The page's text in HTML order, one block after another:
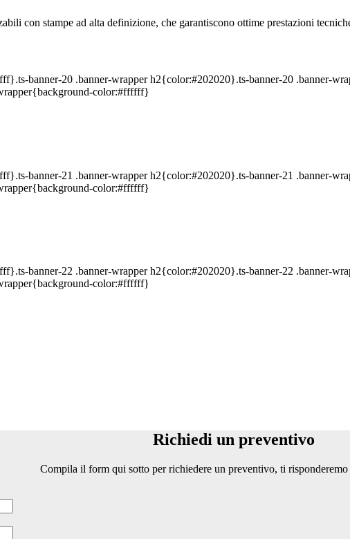
con stampe ad alta definizione, che garantiscono ottime prestazioni
banner-20 .banner-wrapper h2{color:#202020}.ts-banner-20 .banner-
color:#ffffff}
banner-21 .banner-wrapper h2{color:#202020}.ts-banner-21 .banner-
color:#ffffff}
banner-22 .banner-wrapper h2{color:#202020}.ts-banner-22 .banner-
color:#ffffff}
Richiedi un preventivo
Compila il form qui sotto per richiedere un preventivo, ti